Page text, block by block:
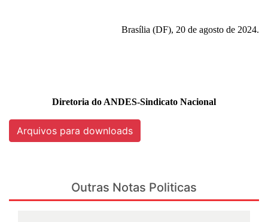
Brasília (DF), 20 de agosto de 2024.
Diretoria do ANDES-Sindicato Nacional
Arquivos para downloads
Outras Notas Politicas